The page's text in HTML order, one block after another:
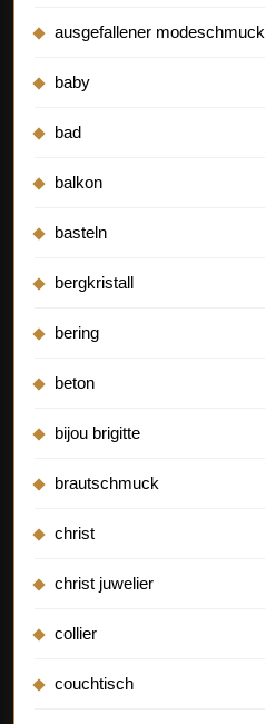
ausgefallener modeschmuck
baby
bad
balkon
basteln
bergkristall
bering
beton
bijou brigitte
brautschmuck
christ
christ juwelier
collier
couchtisch